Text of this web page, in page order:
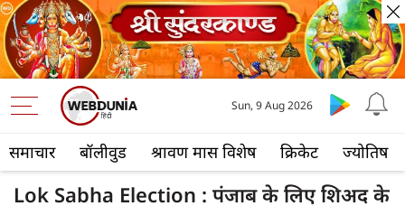
समाचार बॉलीवुड श्रावण मास विशेष क्रिकेट ज्योतिष
Sun, 9 Aug 2026
Lok Sabha Election : पंजाब के लिए शिअद के